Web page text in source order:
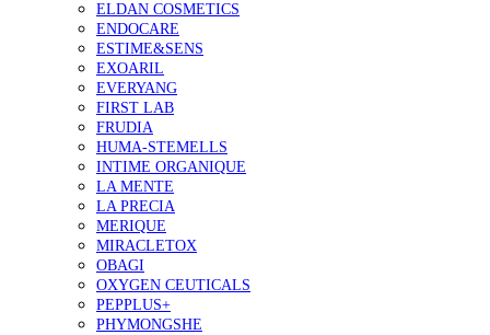
ELDAN COSMETICS
ENDOCARE
ESTIME&SENS
EXOARIL
EVERYANG
FIRST LAB
FRUDIA
HUMA-STEMELLS
INTIME ORGANIQUE
LA MENTE
LA PRECIA
MERIQUE
MIRACLETOX
OBAGI
OXYGEN CEUTICALS
PEPPLUS+
PHYMONGSHE